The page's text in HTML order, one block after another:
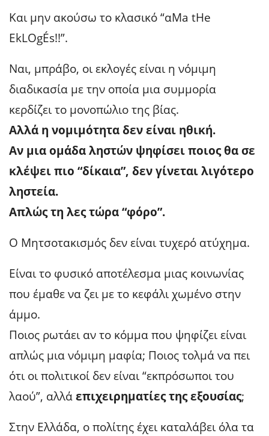
Και μην ακούσω το κλασικό “αMa tHe
EkLOgÉs!!”.
Ναι, μπράβο, οι εκλογές είναι η νόμιμη
διαδικασία με την οποία μια συμμορία
κερδίζει το μονοπώλιο της βίας.
Αλλά η νομιμότητα δεν είναι ηθική.
Αν μια ομάδα ληστών ψηφίσει ποιος θα σε
κλέψει πιο “δίκαια”, δεν γίνεται λιγότερο
ληστεία.
Απλώς τη λες τώρα “φόρο”.
Ο Μητσοτακισμός δεν είναι τυχερό ατύχημα.
Είναι το φυσικό αποτέλεσμα μιας κοινωνίας
που έμαθε να ζει με το κεφάλι χωμένο στην
άμμο.
Ποιος ρωτάει αν το κόμμα που ψηφίζει είναι
απλώς μια νόμιμη μαφία; Ποιος τολμά να πει
ότι οι πολιτικοί δεν είναι “εκπρόσωποι του
λαού”, αλλάεπιχειρηματίες της εξουσίας;
Στην Ελλάδα, ο πολίτης έχει καταλάβει όλα τα